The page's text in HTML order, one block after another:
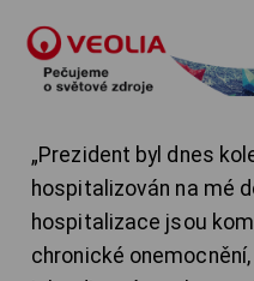
„Prezident byl dnes
hospitalizován na mé
hospitalizace jsou
chronické